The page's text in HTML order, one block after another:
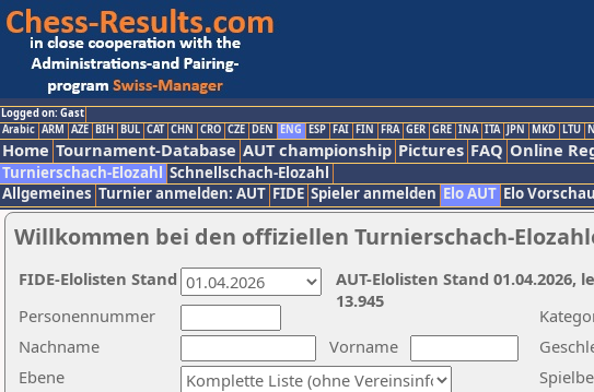
Logged on: Gast
Arabic ARM AZE BIH BUL CAT CHN CRO CZE DEN ENG ESP FAI FIN FRA GER GRE INA ITA JPN MKD LTU
Home Tournament-Database AUT championship Pictures FAQ Online
Turnierschach-Elozahl Schnellschach-Elozahl
Allgemeines Turnier anmelden: AUT FIDE Spieler anmelden Elo AUT Elo Vorschau
Willkommen bei den offiziellen Turnierschach-
Nachname
Vorname
Ebene
Personennummer
AUT-Elolisten Stand
13.945
FIDE-Elolisten Stand